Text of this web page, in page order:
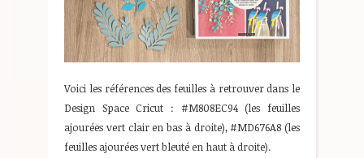
Voici les références des feuilles à retrouver dans le
Design Space Cricut : #M808EC94 (les feuilles
ajourées vert clair en bas à droite), #MD676A8 (les
feuilles ajourées vert bleuté en haut à droite).